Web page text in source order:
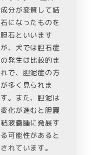
成分が変質して結
石になったものを
胆石といいます
が、犬では胆石症
の発生は比較的ま
れで、胆泥症の方
が多く見られま
す。また、胆泥は
変化が進むと胆嚢
粘液嚢腫に発展す
る可能性があると
されています。